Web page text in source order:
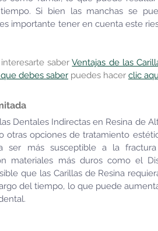
Si bien las manchas se
importante tener en cuenta este
saber Ventajas de las
debes saber puedes hacer clic
Dentales Indirectas en Resina de
otras opciones de tratamiento
ser más susceptible a la
materiales más duros como el
que las Carillas de Resina
del tiempo, lo que puede